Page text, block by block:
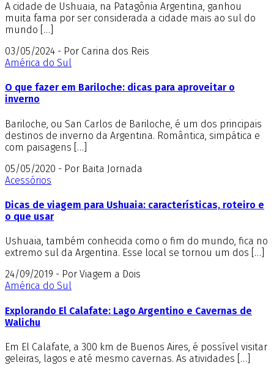
A cidade de Ushuaia, na Patagônia Argentina, ganhou
muita fama por ser considerada a cidade mais ao sul do
mundo […]
03/05/2024 - Por Carina dos Reis
América do Sul
O que fazer em Bariloche: dicas para aproveitar o
inverno
Bariloche, ou San Carlos de Bariloche, é um dos principais
destinos de inverno da Argentina. Romântica, simpática e
com paisagens […]
05/05/2020 - Por Baita Jornada
Acessórios
Dicas de viagem para Ushuaia: características, roteiro e
o que usar
Ushuaia, também conhecida como o fim do mundo, fica no
extremo sul da Argentina. Esse local se tornou um dos […]
24/09/2019 - Por Viagem a Dois
América do Sul
Explorando El Calafate: Lago Argentino e Cavernas de
Walichu
Em El Calafate, a 300 km de Buenos Aires, é possível visitar
geleiras, lagos e até mesmo cavernas. As atividades […]